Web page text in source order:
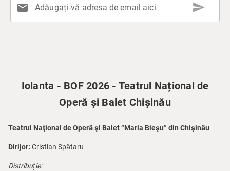
mail Adăugați-vă adresa de email aici send
Iolanta - BOF 2026 - Teatrul Național de
Operă și Balet Chișinău
Teatrul Naţional de Operă şi Balet “Maria Bieşu” din Chişinău
Dirijor: Cristian Spătaru
Distribuție: